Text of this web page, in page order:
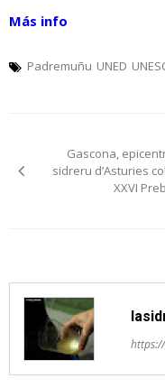
Más info
Padremuñu UNED
pelosGascona,
sidreru d’Asturies
XXVI